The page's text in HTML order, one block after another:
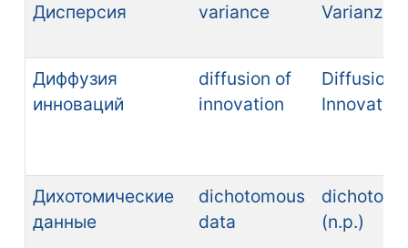
Дисперсия
variance Varianz
Диффузия
инноваций
diffusion of
innovation
Diffusion
Дихотомические
данные
dichotomous
data
(n.p.)